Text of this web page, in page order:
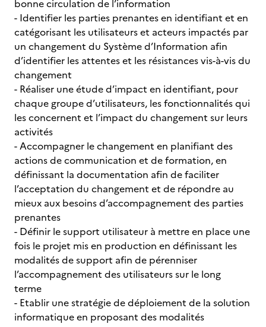
bonne circulation de l’information
- Identifier les parties prenantes en identifiant et en
catégorisant les utilisateurs et acteurs impactés par
un changement du Système d’Information afin
d’identifier les attentes et les résistances vis-à-vis du
changement
- Réaliser une étude d’impact en identifiant, pour
chaque groupe d’utilisateurs, les fonctionnalités qui
les concernent et l’impact du changement sur leurs
activités
- Accompagner le changement en planifiant des
actions de communication et de formation, en
définissant la documentation afin de faciliter
l’acceptation du changement et de répondre au
mieux aux besoins d’accompagnement des parties
prenantes
- Définir le support utilisateur à mettre en place une
fois le projet mis en production en définissant les
modalités de support afin de pérenniser
l’accompagnement des utilisateurs sur le long
terme
- Etablir une stratégie de déploiement de la solution
informatique en proposant des modalités